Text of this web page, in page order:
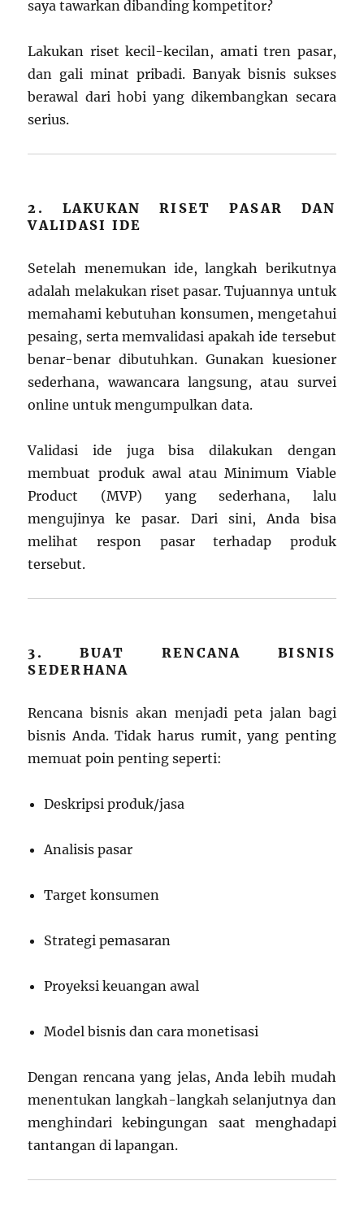
saya tawarkan dibanding kompetitor?
Lakukan riset kecil-kecilan, amati tren pasar,
dan gali minat pribadi. Banyak bisnis sukses
berawal dari hobi yang dikembangkan secara
serius.
2. LAKUKAN RISET PASAR DAN
VALIDASI IDE
Setelah menemukan ide, langkah berikutnya
adalah melakukan riset pasar. Tujuannya untuk
memahami kebutuhan konsumen, mengetahui
pesaing, serta memvalidasi apakah ide tersebut
benar-benar dibutuhkan. Gunakan kuesioner
sederhana, wawancara langsung, atau survei
online untuk mengumpulkan data.
Validasi ide juga bisa dilakukan dengan
membuat produk awal atau Minimum Viable
Product (MVP) yang sederhana, lalu
mengujinya ke pasar. Dari sini, Anda bisa
melihat respon pasar terhadap produk
tersebut.
3. BUAT RENCANA BISNIS
SEDERHANA
Rencana bisnis akan menjadi peta jalan bagi
bisnis Anda. Tidak harus rumit, yang penting
memuat poin penting seperti:
Deskripsi produk/jasa
Analisis pasar
Target konsumen
Strategi pemasaran
Proyeksi keuangan awal
Model bisnis dan cara monetisasi
Dengan rencana yang jelas, Anda lebih mudah
menentukan langkah-langkah selanjutnya dan
menghindari kebingungan saat menghadapi
tantangan di lapangan.